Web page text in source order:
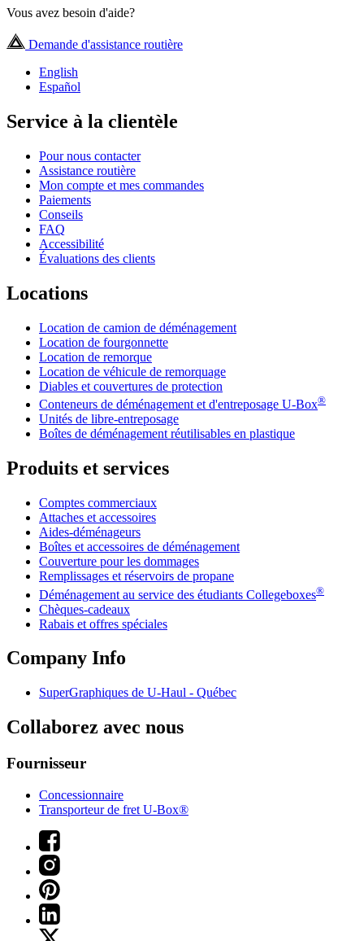
Vous avez besoin d'aide?
Demande d'assistance routière
English
Español
Service à la clientèle
Pour nous contacter
Assistance routière
Mon compte et mes commandes
Paiements
Conseils
FAQ
Accessibilité
Évaluations des clients
Locations
Location de camion de déménagement
Location de fourgonnette
Location de remorque
Location de véhicule de remorquage
Diables et couvertures de protection
Conteneurs de déménagement et d'entreposage U-Box®
Unités de libre-entreposage
Boîtes de déménagement réutilisables en plastique
Produits et services
Comptes commerciaux
Attaches et accessoires
Aides-déménageurs
Boîtes et accessoires de déménagement
Couverture pour les dommages
Remplissages et réservoirs de propane
Déménagement au service des étudiants Collegeboxes®
Chèques-cadeaux
Rabais et offres spéciales
Company Info
SuperGraphiques de U-Haul - Québec
Collaborez avec nous
Fournisseur
Concessionnaire
Transporteur de fret U-Box®